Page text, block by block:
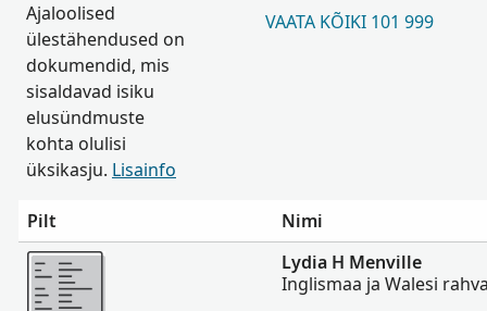
Ajaloolised
ülestähendused on
dokumendid, mis
sisaldavad isiku
elusündmuste
kohta olulisi
üksikasju. Lisainfo
VAATA KÕIKI 101 999
Pilt
Nimi
Rohkem
Lydia H Menville
Inglismaa ja Walesi